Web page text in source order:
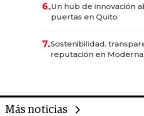
6.Un hub de innovación
puertas en Quito
7.Sostenibilidad,
reputación en Moderna
Más noticias